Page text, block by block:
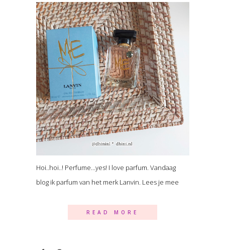
Hoi..hoi..! Perfume…yes! I love parfum. Vandaag
blog ik parfum van het merk Lanvin. Lees je mee
READ MORE